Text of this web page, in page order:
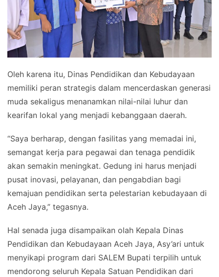
Oleh karena itu, Dinas Pendidikan dan Kebudayaan
memiliki peran strategis dalam mencerdaskan generasi
muda sekaligus menanamkan nilai-nilai luhur dan
kearifan lokal yang menjadi kebanggaan daerah.
“Saya berharap, dengan fasilitas yang memadai ini,
semangat kerja para pegawai dan tenaga pendidik
akan semakin meningkat. Gedung ini harus menjadi
pusat inovasi, pelayanan, dan pengabdian bagi
kemajuan pendidikan serta pelestarian kebudayaan di
Aceh Jaya,” tegasnya.
Hal senada juga disampaikan olah Kepala Dinas
Pendidikan dan Kebudayaan Aceh Jaya, Asy’ari untuk
menyikapi program dari SALEM Bupati terpilih untuk
mendorong seluruh Kepala Satuan Pendidikan dari